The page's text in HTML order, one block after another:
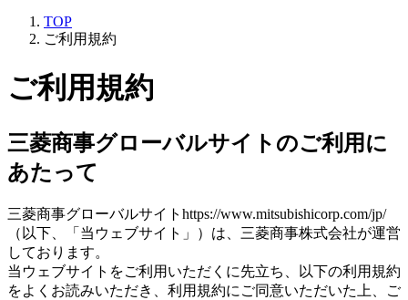
TOP
ご利用規約
ご利用規約
三菱商事グローバルサイトのご利用に
あたって
三菱商事グローバルサイトhttps://www.mitsubishicorp.com/jp/
（以下、「当ウェブサイト」）は、三菱商事株式会社が運営
しております。
当ウェブサイトをご利用いただくに先立ち、以下の利用規約
をよくお読みいただき、利用規約にご同意いただいた上、ご